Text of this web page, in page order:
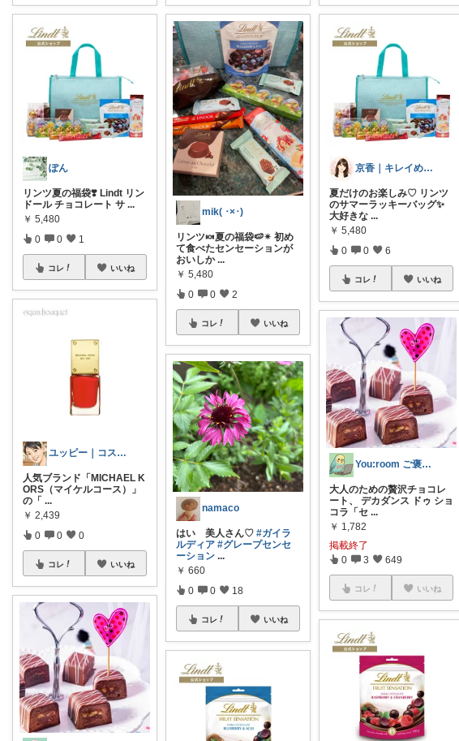
ぽん
リンツ夏の福袋❣️ Lindt リン
ドール チョコレート サ ...
￥ 5,480
0 0 1
コレ いいね
ユッピー｜コスメと子育てROOM
人気ブランド「MICHAEL K
ORS（マイケルコース）」
の「 ...
￥ 2,439
0 0 0
コレ いいね
mik( ･×･)
リンツ🍬夏の福袋🍉✴︎ 初め
て食べたセンセーションが
おいしか ...
￥ 5,480
0 0 2
コレ いいね
namaco
はい 美人さん♡#ガイラ
ルディア #グレープセンセ
ーション ...
￥ 660
0 0 18
コレ いいね
京香｜キレイめ派ワーママの暮らし経由感謝
夏だけのお楽しみ♡ リンツ
のサマーラッキーバッグ✨
大好きな ...
￥ 5,480
0 0 6
コレ いいね
You:room ご褒美スイーツ🧁
大人のための贅沢チョコレ
ート、 デカダンス ドゥ ショ
コラ「セ ...
￥ 1,782
掲載終了
0 3 649
コレ いいね